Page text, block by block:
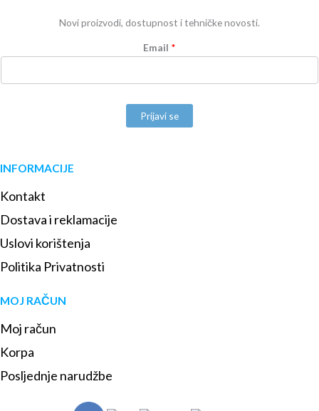
Novi proizvodi, dostupnost i tehničke novosti.
Email *
Prijavi se
INFORMACIJE
Kontakt
Dostava i reklamacije
Uslovi korištenja
Politika Privatnosti
MOJ RAČUN
Moj račun
Korpa
Posljednje narudžbe